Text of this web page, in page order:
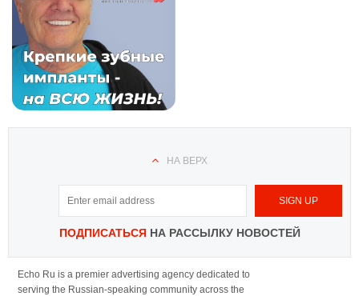
НА ВЕРХ
ПОДПИСАТЬСЯНА РАССЫЛКУ НОВОСТЕЙ
Echo Ru is a premier advertising agency dedicated to
serving the Russian-speaking community across the